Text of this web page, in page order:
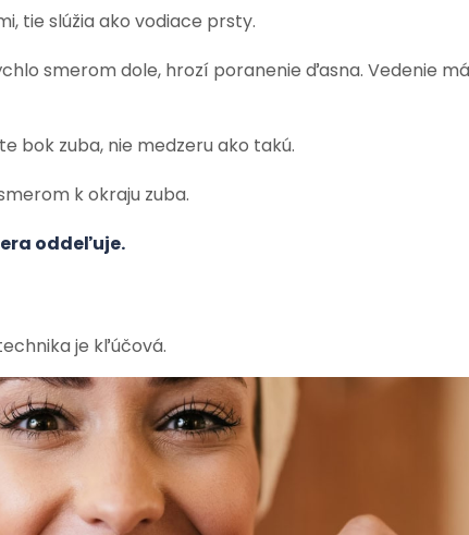
tie slúžia ako vodiace prsty.
smerom dole, hrozí poranenie ďasna. Vedenie
bok zuba, nie medzeru ako takú.
k okraju zuba.
oddeľuje.
je kľúčová.